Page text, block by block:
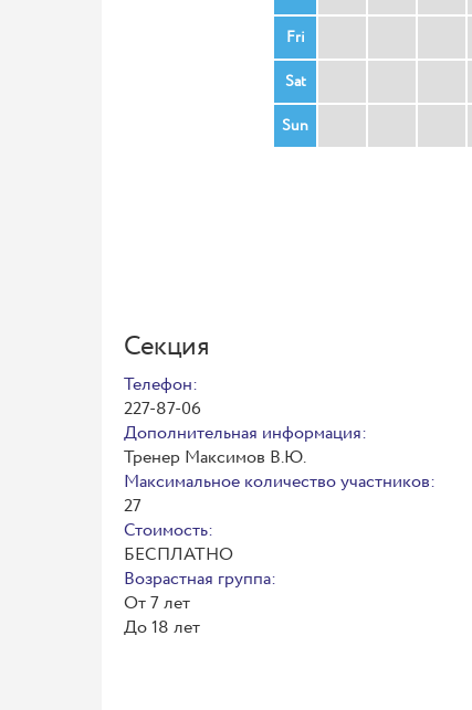
Fri
Sat
Sun
Секция
Телефон:
227-87-06
Дополнительная информация:
Тренер Максимов В.Ю.
Максимальное количество участников:
27
Стоимость:
БЕСПЛАТНО
Возрастная группа:
От 7 лет
До 18 лет